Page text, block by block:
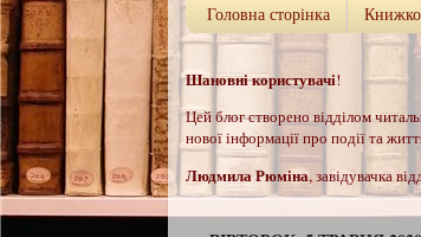
Головна сторінка
Шановні користувачі!
Цей блог створено відділом
нової інформації про події та
Людмила Рюміна, завідувачка